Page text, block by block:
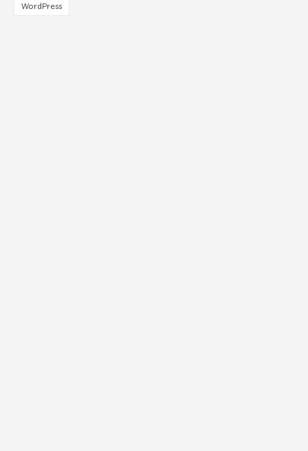
WordPress